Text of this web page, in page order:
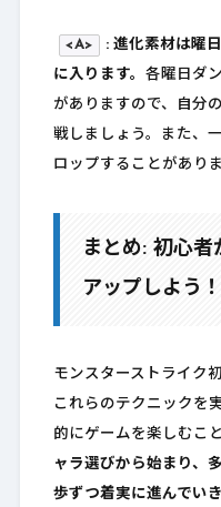
<A> : 進化素材は曜
に入ります。 各曜日ダ
がありますので、自分
戦しましょう。また、
ロップすることがありま
まとめ: 初心
アップしよう！
モンスターストライク
これらのテクニックを
的にゲームを楽しむこ
ャラ選びから始まり、
歩ずつ着実に進んでい